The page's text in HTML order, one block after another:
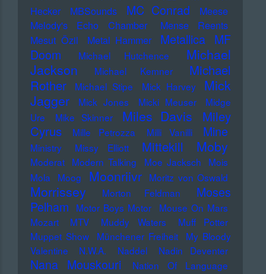
Hecker
MBSounds MC Conrad
Meese
Melody's Echo Chamber
Mense Reents
Mesut Özil
Metal Hammer Metallica MF
Doom
Michael Hutchence
Michael
Jackson
Michael Kemner
Michael
Rother
Michael Stipe Mick Harvey
Mick
Jagger
Mick Jones Micki Meuser
Midge
Ure
Mike Skinner Miles Davis
Miley
Cyrus
Mille Petrozza Milli Vanilli Mine
Ministry Missy Elliott Mittekill Moby
Moderat Modern Talking Moe Jacksch
Mois
Mola
Moog Moonriivr Moritz von Oswald
Morrissey Morton Feldman
Moses
Pelham
Motor Boys Motor
Mouse On Mars
Mozart
MTV Muddy Waters
Muff Potter
Muppet Show
Münchener Freiheit
My Bloody
Valentine
N.W.A. Naddel Nadin Deventer
Nana Mouskouri
Nation Of Language